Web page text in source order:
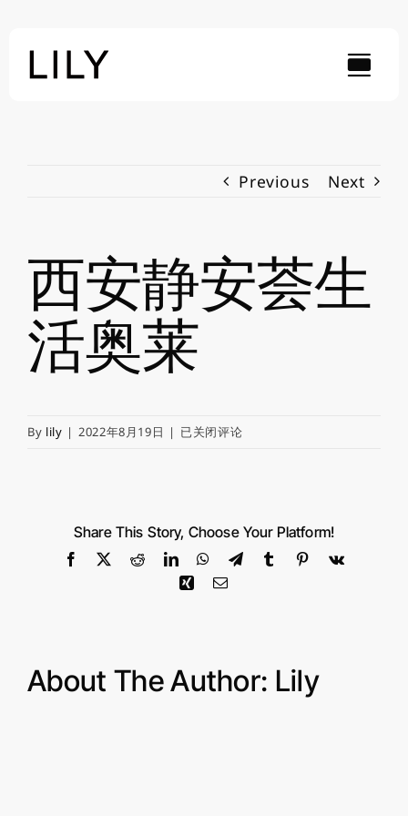
content
Previous Next
西安静安荟生
活奥莱
By lily | 2022年8月19日 | 西
生
奥
已关闭评论
Share This Story, Choose Your Platform!
Facebook RedditLinkedInWhatsAppTelegram
TumblrPinterest
Vk
XingEmail
About The Author: Lily